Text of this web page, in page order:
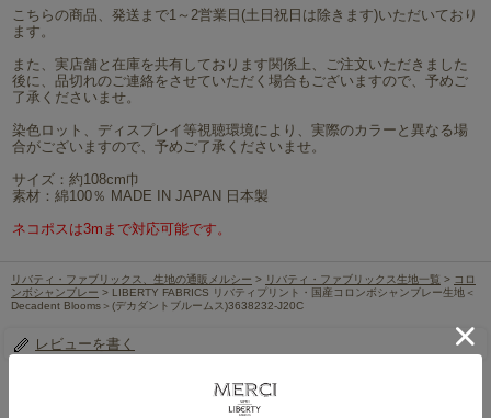
こちらの商品、発送まで1～2営業日(土日祝日は除きます)いただいており
ます。
また、実店舗と在庫を共有しております関係上、ご注文いただきました
後に、品切れのご連絡をさせていただく場合もございますので、予めご
了承くださいませ。
染色ロット、ディスプレイ等視聴環境により、実際のカラーと異なる場
合がございますので、予めご了承くださいませ。
サイズ：約108cm巾
素材：綿100％ MADE IN JAPAN 日本製
ネコポスは3mまで対応可能です。
リバティ・ファブリックス、生地の通販メルシー > リバティ・ファブリックス生地一覧 > コロ
ンボシャンブレー > LIBERTY FABRICS リバティプリント・国産コロンボシャンブレー生地＜
Decadent Blooms＞(デカダントブルームス)3638232-J20C
レビューを書く
この商品を見た人は、こちらの商品もチェックしています！